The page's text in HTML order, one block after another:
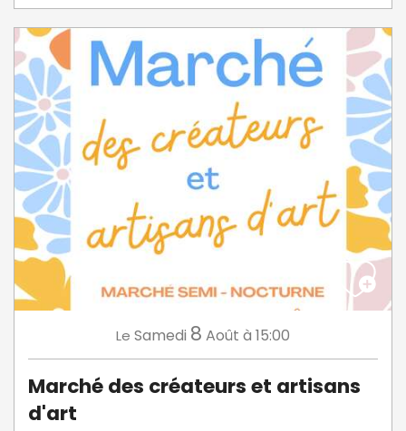
Le Samedi 8 Août à 15:00
Marché des créateurs et artisans
d'art